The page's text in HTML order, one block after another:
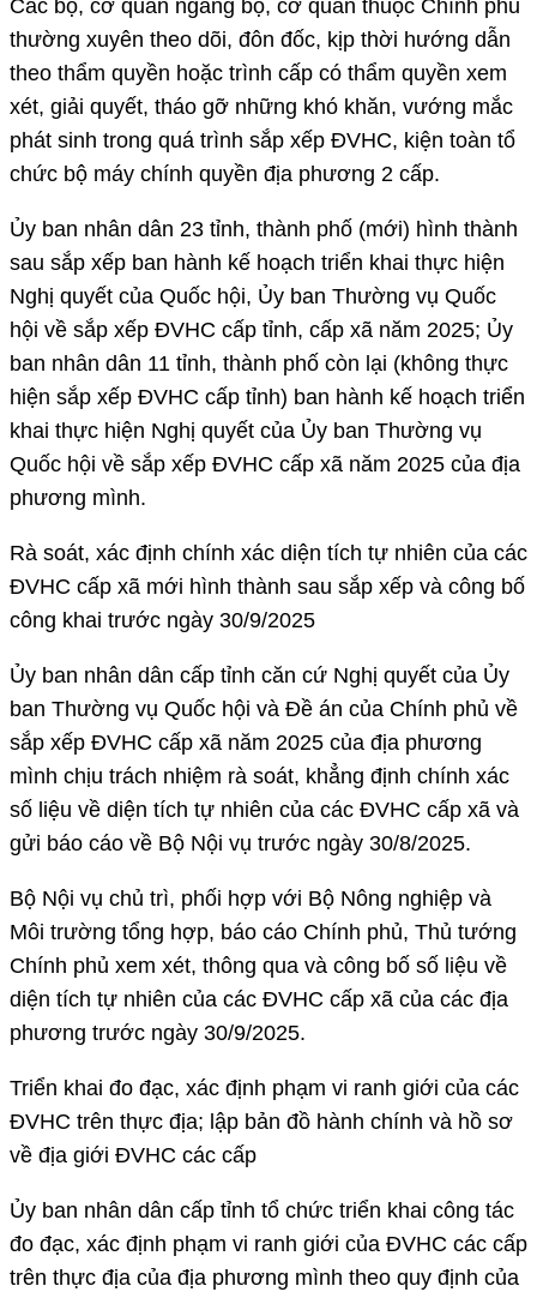
Các bộ, cơ quan ngang bộ, cơ quan thuộc Chính phủ
thường xuyên theo dõi, đôn đốc, kịp thời hướng dẫn
theo thẩm quyền hoặc trình cấp có thẩm quyền xem
xét, giải quyết, tháo gỡ những khó khăn, vướng mắc
phát sinh trong quá trình sắp xếp ĐVHC, kiện toàn tổ
chức bộ máy chính quyền địa phương 2 cấp.
Ủy ban nhân dân 23 tỉnh, thành phố (mới) hình thành
sau sắp xếp ban hành kế hoạch triển khai thực hiện
Nghị quyết của Quốc hội, Ủy ban Thường vụ Quốc
hội về sắp xếp ĐVHC cấp tỉnh, cấp xã năm 2025; Ủy
ban nhân dân 11 tỉnh, thành phố còn lại (không thực
hiện sắp xếp ĐVHC cấp tỉnh) ban hành kế hoạch triển
khai thực hiện Nghị quyết của Ủy ban Thường vụ
Quốc hội về sắp xếp ĐVHC cấp xã năm 2025 của địa
phương mình.
Rà soát, xác định chính xác diện tích tự nhiên của các
ĐVHC cấp xã mới hình thành sau sắp xếp và công bố
công khai trước ngày 30/9/2025
Ủy ban nhân dân cấp tỉnh căn cứ Nghị quyết của Ủy
ban Thường vụ Quốc hội và Đề án của Chính phủ về
sắp xếp ĐVHC cấp xã năm 2025 của địa phương
mình chịu trách nhiệm rà soát, khẳng định chính xác
số liệu về diện tích tự nhiên của các ĐVHC cấp xã và
gửi báo cáo về Bộ Nội vụ trước ngày 30/8/2025.
Bộ Nội vụ chủ trì, phối hợp với Bộ Nông nghiệp và
Môi trường tổng hợp, báo cáo Chính phủ, Thủ tướng
Chính phủ xem xét, thông qua và công bố số liệu về
diện tích tự nhiên của các ĐVHC cấp xã của các địa
phương trước ngày 30/9/2025.
Triển khai đo đạc, xác định phạm vi ranh giới của các
ĐVHC trên thực địa; lập bản đồ hành chính và hồ sơ
về địa giới ĐVHC các cấp
Ủy ban nhân dân cấp tỉnh tổ chức triển khai công tác
đo đạc, xác định phạm vi ranh giới của ĐVHC các cấp
trên thực địa của địa phương mình theo quy định của